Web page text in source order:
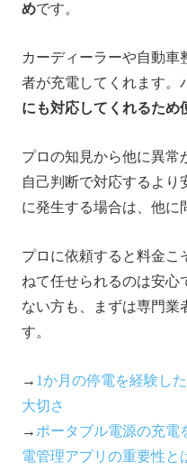
めです。
カーディーラーや自動車
者が充電してくれます。
にも対応してくれるため
プロの知見から他に異常
自己判断で対応するより
に発生する場合は、他に
プロに依頼すると料金こ
ねて任せられるのは安心
ない方も、まずは専門業
す。
→ 1か月の停電を経験し
大切さ
→ ポータブル電源の充電
電管理アプリの重要性と